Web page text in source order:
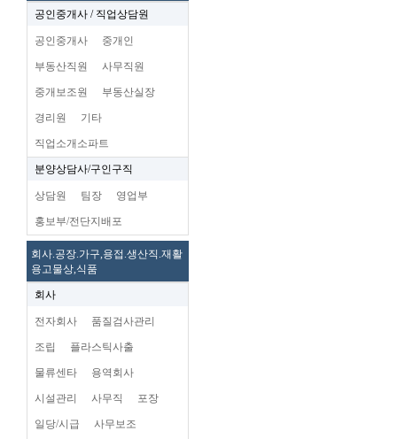
공인중개사 / 직업상담원
공인중개사 중개인
부동산직원 사무직원
중개보조원 부동산실장
경리원 기타
직업소개소파트
분양상담사/구인구직
상담원 팀장 영업부
홍보부/전단지배포
회사.공장.가구,용접.생산직.재활
용고물상,식품
회사
전자회사 품질검사관리
조립 플라스틱사출
물류센타 용역회사
시설관리 사무직 포장
일당/시급 사무보조